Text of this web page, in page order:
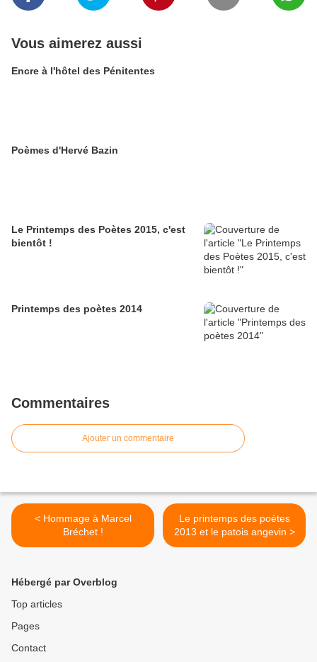
Vous aimerez aussi
Encre à l'hôtel des Pénitentes
Poèmes d'Hervé Bazin
Le Printemps des Poètes 2015, c'est
bientôt !
Printemps des poètes 2014
Commentaires
Ajouter un commentaire
< Hommage à Marcel
Bréchet !
Le printemps des poètes
2013 et le patois angevin >
Hébergé par Overblog
Top articles
Pages
Contact